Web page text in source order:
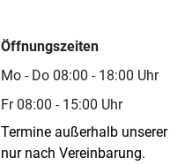
Öffnungszeiten
Mo - Do 08:00 - 18:00 Uhr
Fr 08:00 - 15:00 Uhr
Termine außerhalb
nur nach Vereinbarung.